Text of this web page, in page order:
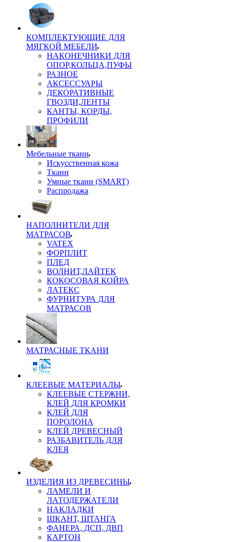
КОМПЛЕКТУЮЩИЕ ДЛЯ
МЯГКОЙ МЕБЕЛИ
НАКОНЕЧНИКИ ДЛЯ
ОПОР,КОЛЬЦА,ПУФЫ
РАЗНОЕ
АКСЕССУАРЫ
ДЕКОРАТИВНЫЕ
ГВОЗДИ,ЛЕНТЫ
КАНТЫ, КОРДЫ,
ПРОФИЛИ
Мебельные ткани
Искусственная кожа
Ткани
Умные ткани (SMART)
Распродажа
НАПОЛНИТЕЛИ ДЛЯ
МАТРАСОВ
VATEX
ФОРПЛИТ
ПЛЕД
ВОЛНИТ,ЛАЙТЕК
КОКОСОВАЯ КОЙРА
ЛАТЕКС
ФУРНИТУРА ДЛЯ
МАТРАСОВ
МАТРАСНЫЕ ТКАНИ
КЛЕЕВЫЕ МАТЕРИАЛЫ
КЛЕЕВЫЕ СТЕРЖНИ,
КЛЕЙ ДЛЯ КРОМКИ
КЛЕЙ ДЛЯ
ПОРОЛОНА
КЛЕЙ ДРЕВЕСНЫЙ
РАЗБАВИТЕЛЬ ДЛЯ
КЛЕЯ
ИЗДЕЛИЯ ИЗ ДРЕВЕСИНЫ
ЛАМЕЛИ И
ЛАТОДЕРЖАТЕЛИ
НАКЛАДКИ
ШКАНТ, ШТАНГА
ФАНЕРА, ДСП, ДВП
КАРТОН